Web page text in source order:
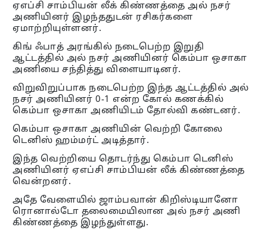
ஏஎப்சி சாம்பியன் லீக் கிண்ணத்தை அல் நசர்
அணியினர் இழந்ததுடன் ரசிகர்களை
ஏமாற்றியுள்ளனர்.
கிங் ஃபாத் அரங்கில் நடைபெற்ற இறுதி
ஆட்டத்தில் அல் நசர் அணியினர் கெம்பா ஒசாகா
அணியை சந்தித்து விளையாடினர்.
விறுவிறுப்பாக நடைபெற்ற இந்த ஆட்டத்தில் அல்
நசர் அணியினர் 0-1 என்ற கோல் கணக்கில்
கெம்பா ஒசாகா அணியிடம் தோல்வி கண்டனர்.
கெம்பா ஒசாகா அணியின் வெற்றி கோலை
டெனிஸ் ஹம்மர்ட் அடித்தார்.
இந்த வெற்றியை தொடர்ந்து கெம்பா டெனிஸ்
அணியினர் ஏஎப்சி சாம்பியன் லீக் கிண்ணத்தை
வென்றனர்.
அதே வேளையில் ஜாம்பவான் கிறிஸ்டியானோ
ரொனால்டோ தலைமையிலான அல் நசர் அணி
கிண்ணத்தை இழந்துள்ளது.